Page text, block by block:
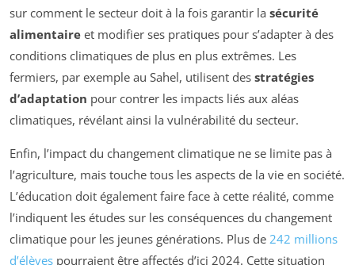
sur comment le secteur doit à la fois garantir la sécurité
alimentaire et modifier ses pratiques pour s’adapter à des
conditions climatiques de plus en plus extrêmes. Les
fermiers, par exemple au Sahel, utilisent des stratégies
d’adaptation pour contrer les impacts liés aux aléas
climatiques, révélant ainsi la vulnérabilité du secteur.
Enfin, l’impact du changement climatique ne se limite pas à
l’agriculture, mais touche tous les aspects de la vie en société.
L’éducation doit également faire face à cette réalité, comme
l’indiquent les études sur les conséquences du changement
climatique pour les jeunes générations. Plus de 242 millions
d’élèves pourraient être affectés d’ici 2024. Cette situation